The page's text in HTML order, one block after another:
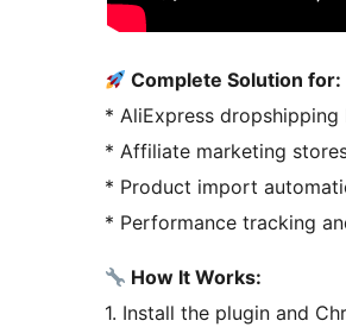
Complete Solution for:
* AliExpress dropshipping
* Affiliate marketing
* Product import
* Performance tracking
How It Works:
1. Install the plugin and